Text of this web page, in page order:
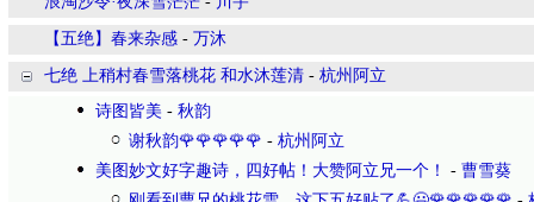
​【五绝】春来杂感 - 万沐
七绝 上稍村春雪落桃花 和水沐莲清 - 杭州阿立
诗图皆美 - 秋韵
谢秋韵🌹🌹🌹🌹🌹 - 杭州阿立
美图妙文好字趣诗，四好帖！大赞阿立兄一个！
- 曹雪葵